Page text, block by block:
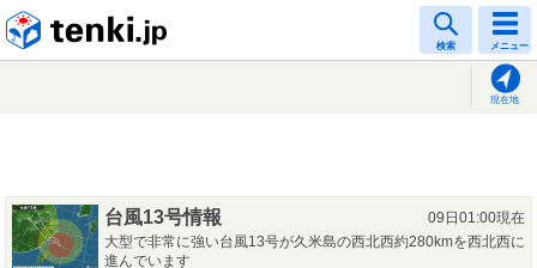
検索 メニュー
現在地
台風13号情報
09日01:00現在
大型で非常に強い台風13号が久米島の西北西約280kmを西北西に
進んでいます